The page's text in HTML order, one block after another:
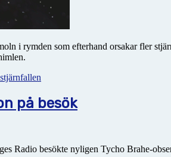
i rymden som efterhand orsakar fler
på besök
Radio besökte nyligen Tycho Brahe-